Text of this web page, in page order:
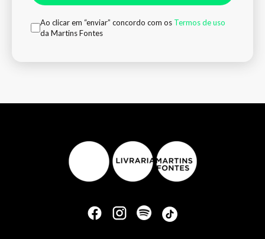
Ao clicar em “enviar” concordo com os Termos de uso
da Martins Fontes